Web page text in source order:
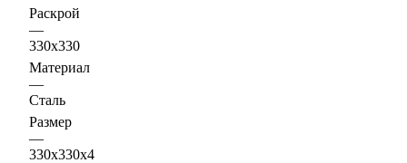
Раскрой
—
330х330
Материал
—
Сталь
Размер
—
330х330х4